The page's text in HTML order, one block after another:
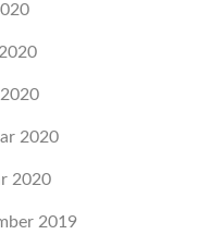
2020
2020
2019